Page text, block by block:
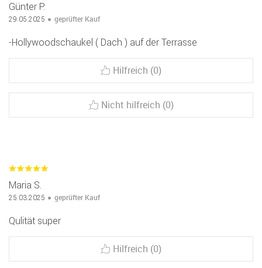
Günter P.
29.05.2025 geprüfter Kauf
-Hollywoodschaukel ( Dach ) auf der Terrasse
Hilfreich (0)
Nicht hilfreich (0)
Maria S.
25.03.2025 geprüfter Kauf
Qulität super
Hilfreich (0)